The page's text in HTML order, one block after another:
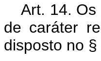
Art. 14.
de caráter
disposto no